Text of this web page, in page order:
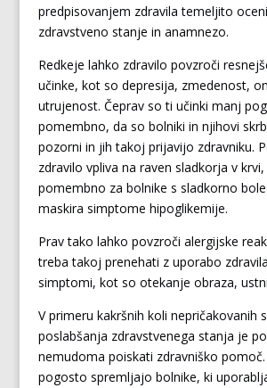
predpisovanjem zdravila temeljito
zdravstveno stanje in anamnezo.
Redkeje lahko zdravilo povzroči
učinke, kot so depresija, zmedenost,
utrujenost. Čeprav so ti učinki manj
pomembno, da so bolniki in njihovi
pozorni in jih takoj prijavijo zdravniku.
zdravilo vpliva na raven sladkorja v
pomembno za bolnike s sladkorno
maskira simptome hipoglikemije.
Prav tako lahko povzroči alergijske
treba takoj prenehati z uporabo
simptomi, kot so otekanje obraza,
V primeru kakršnih koli nepričakovanih
poslabšanja zdravstvenega stanja je
nemudoma poiskati zdravniško
pogosto spremljajo bolnike, ki